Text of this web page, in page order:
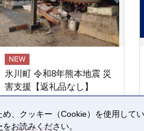
氷川町 令和8年熊本地震 災
害支援【返礼品なし】
、クッキー（Cookie）を使用して
をお読みください。